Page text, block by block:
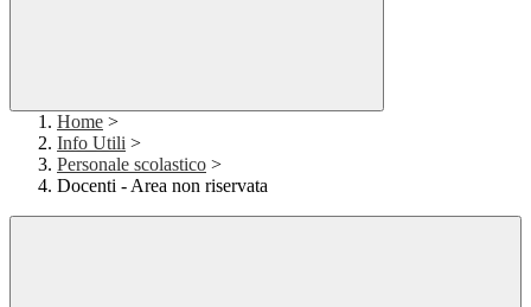
Home >
Info Utili >
Personale scolastico >
Docenti - Area non riservata